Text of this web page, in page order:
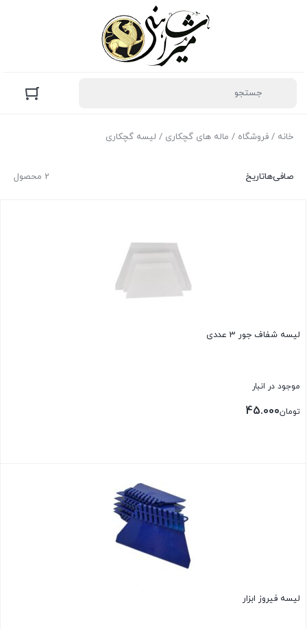
خانه / فروشگاه / ماله های گچکاری / لیسه گچکاری
2 محصول صافی‌هاتاریخ
لیسه شفاف جور 3 عددی
موجود در انبار
تومان45.000
لیسه فیروز ابزار